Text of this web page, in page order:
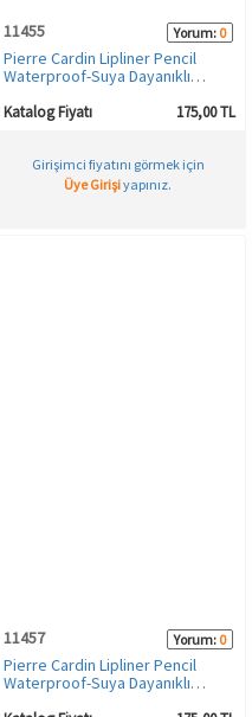
11455 Yorum: 0
Pierre Cardin Lipliner Pencil
Waterproof-Suya Dayanıklı
Katalog Fiyatı 175,00 TL
Girişimci fiyatını görmek için
Üye Girişiyapınız.
11457 Yorum: 0
Pierre Cardin Lipliner Pencil
Waterproof-Suya Dayanıklı